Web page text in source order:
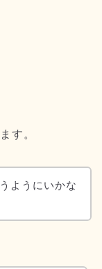
す。
ようにいかな